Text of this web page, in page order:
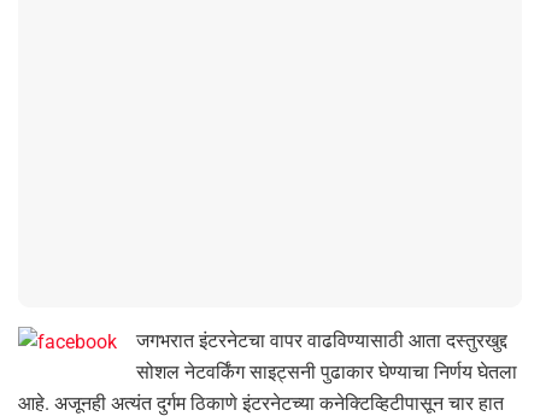
जगभरात इंटरनेटचा वापर वाढविण्यासाठी आता दस्तुरखुद्द
सोशल नेटवर्किंग साइट्सनी पुढाकार घेण्याचा निर्णय घेतला
आहे. अजूनही अत्यंत दुर्गम ठिकाणे इंटरनेटच्या कनेक्टिव्हिटीपासून चार हात